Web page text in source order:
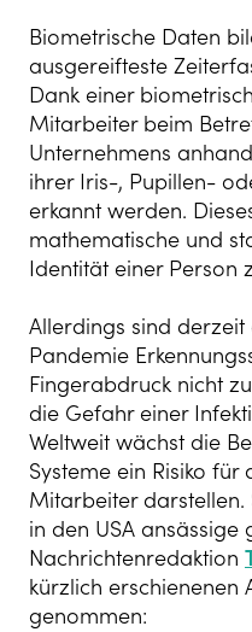
Biometrische Daten
ausgereifteste
Dank einer
Mitarbeiter beim
Unternehmens
ihrer Iris-, Pupillen-
erkannt werden.
mathematische und
Identität einer Person
Allerdings sind
Pandemie
Fingerabdruck nicht
die Gefahr einer
Weltweit wächst die
Systeme ein Risiko
Mitarbeiter darstellen.
in den USA ansässige
Nachrichtenredaktion
kürzlich erschienenen
genommen: